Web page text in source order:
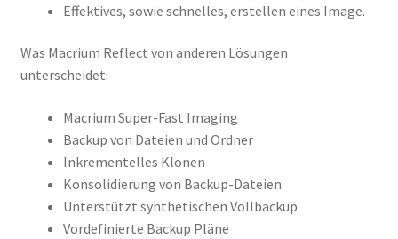
Effektives, sowie schnelles, erstellen eines Image.
Was Macrium Reflect von anderen Lösungen
unterscheidet:
Macrium Super-Fast Imaging
Backup von Dateien und Ordner
Inkrementelles Klonen
Konsolidierung von Backup-Dateien
Unterstützt synthetischen Vollbackup
Vordefinierte Backup Pläne